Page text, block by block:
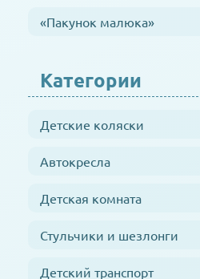
«Пакунок малюка»
Категории
Детские коляски
Автокресла
Детская комната
Стульчики и шезлонги
Детский транспорт